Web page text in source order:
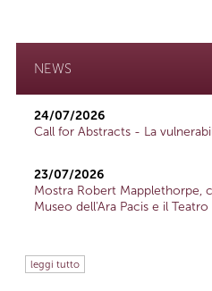
NEWS
24/07/2026
Call for Abstracts - La
23/07/2026
Mostra Robert Mapplethorpe,
Museo dell'Ara Pacis e il
leggi tutto